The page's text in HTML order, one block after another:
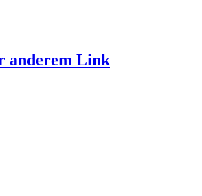
anderem Link